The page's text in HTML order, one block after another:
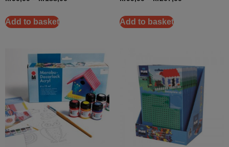
Add to basket Add to basket